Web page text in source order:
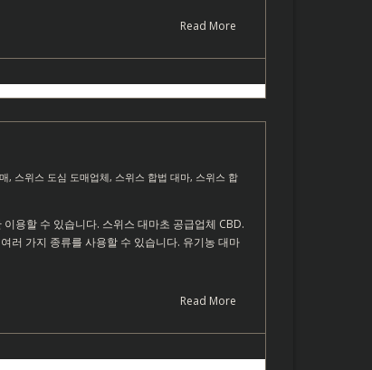
Read More
, 스위스 도심 도매업체, 스위스 합법 대마, 스위스 합
용할 수 있습니다. 스위스 대마초 공급업체 CBD.
러 가지 종류를 사용할 수 있습니다. 유기농 대마
Read More